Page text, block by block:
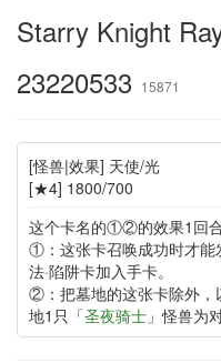
Starry Knight
23220533 15871
[怪兽|效果] 天使/光
[★4] 1800/700
这个卡名的①②的效果1回合
①：这张卡召唤成功时才能
法·陷阱卡加入手卡。
②：把墓地的这张卡除外，
地1只「圣夜骑士」怪兽为